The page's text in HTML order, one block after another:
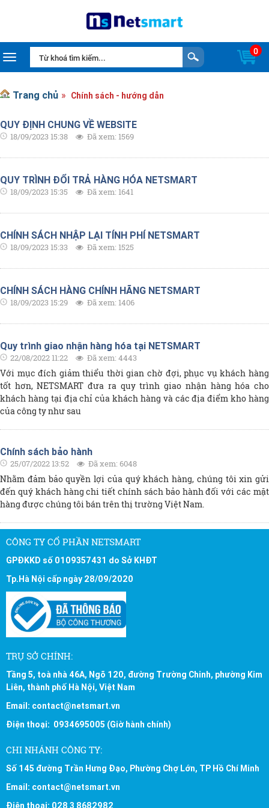
0
Toggle navigation
Trang chủ Chính sách - hướng dẫn
QUY ĐỊNH CHUNG VỀ WEBSITE
18/09/2023 15:38 Đã xem: 1569
QUY TRÌNH ĐỔI TRẢ HÀNG HÓA NETSMART
18/09/2023 15:35 Đã xem: 1641
CHÍNH SÁCH NHẬP LẠI TÍNH PHÍ NETSMART
18/09/2023 15:33 Đã xem: 1525
CHÍNH SÁCH HÀNG CHÍNH HÃNG NETSMART
18/09/2023 15:29 Đã xem: 1406
Quy trình giao nhận hàng hóa tại NETSMART
22/08/2022 11:22 Đã xem: 4443
Với mục đích giảm thiểu thời gian chờ đợi, phục vụ khách hàng
tốt hơn, NETSMART đưa ra quy trình giao nhận hàng hóa cho
khách hàng tại địa chỉ của khách hàng và các địa điểm kho hàng
của công ty như sau
Chính sách bảo hành
25/07/2022 13:52 Đã xem: 6048
Nhằm đảm bảo quyền lợi của quý khách hàng, chúng tôi xin gửi
đến quý khách hàng chi tiết chính sách bảo hành đối với các mặt
hàng được chúng tôi bán trên thị trường Việt Nam.
CÔNG TY CỔ PHẦN NETSMART
GPĐKKD số 0109357431 do Sở KHĐT
Tp.Hà Nội cấp ngày 28/09/2020
TRỤ SỞ CHÍNH:
Tầng 5, toà nhà 46A, Ngõ 120, đường Trường Chinh, phường Kim
Liên, thành phố Hà Nội, Việt Nam
Email: contact@netsmart.vn
Điện thoại: 0934695005 (Giờ hành chính)
CHI NHÁNH CÔNG TY:
Số 145 đường Trần Hưng Đạo, Phường Chợ Lớn, TP Hồ Chí Minh
Email: contact@netsmart.vn
Điện thoại: 028 3 8682982